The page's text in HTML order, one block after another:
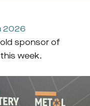
2026
sponsor of
week.